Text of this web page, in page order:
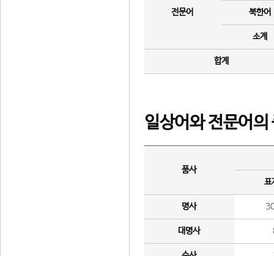
전문어 북한어
소계
합계
일상어와 전문어의
품사
표
명사
대명사